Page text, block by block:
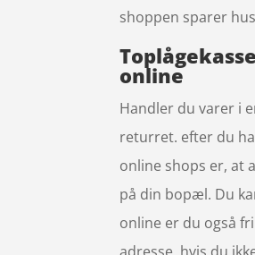
shoppen sparer
online
Handler du varer i
returret. efter du
online shops er, at
på din bopæl. Du
online er du også